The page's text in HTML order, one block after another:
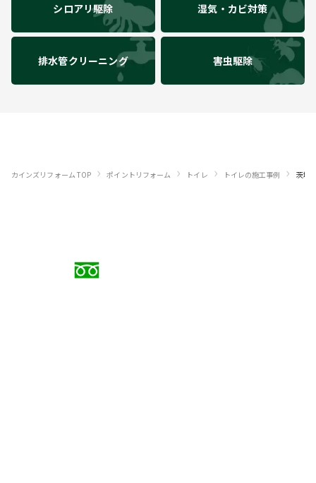
シロアリ駆除 湿気・カビ対策
排水管クリーニング 害虫駆除
カインズリフォーム TOP › ポイントリフォーム › トイレ › トイレの施工事例 › 茨城